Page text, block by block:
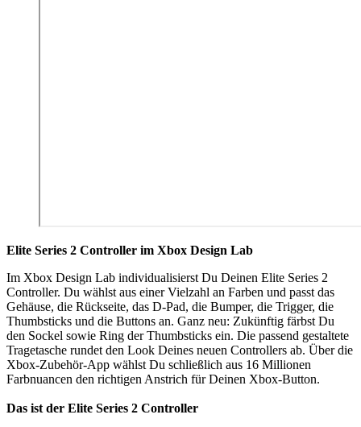
Elite Series 2 Controller im Xbox Design Lab
Im Xbox Design Lab individualisierst Du Deinen Elite Series 2
Controller. Du wählst aus einer Vielzahl an Farben und passt das
Gehäuse, die Rückseite, das D-Pad, die Bumper, die Trigger, die
Thumbsticks und die Buttons an. Ganz neu: Zukünftig färbst Du
den Sockel sowie Ring der Thumbsticks ein. Die passend gestaltete
Tragetasche rundet den Look Deines neuen Controllers ab. Über die
Xbox-Zubehör-App wählst Du schließlich aus 16 Millionen
Farbnuancen den richtigen Anstrich für Deinen Xbox-Button.
Das ist der Elite Series 2 Controller